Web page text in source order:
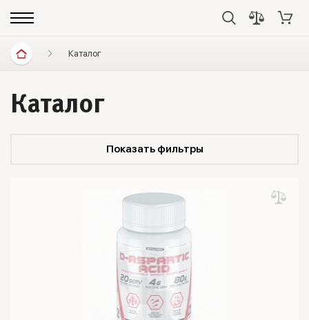
Каталог
Каталог
Показать фильтры